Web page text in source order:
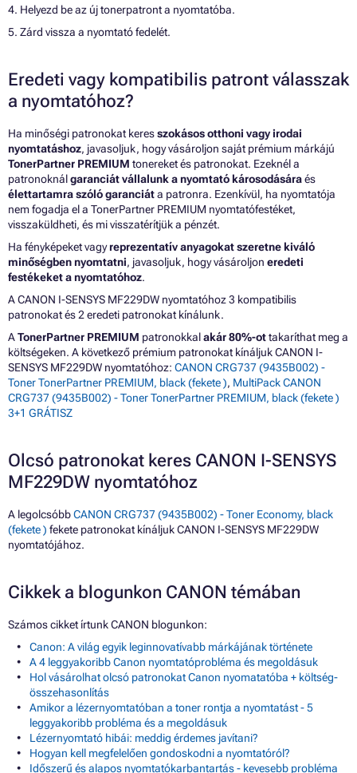
4. Helyezd be az új tonerpatront a nyomtatóba.
5. Zárd vissza a nyomtató fedelét.
Eredeti vagy kompatibilis patront válasszak
a nyomtatóhoz?
Ha minőségi patronokat keresszokásos otthoni vagy irodai
nyomtatáshoz, javasoljuk, hogy vásároljon saját prémium márkájú
TonerPartner PREMIUM tonereket és patronokat. Ezeknél a
patronoknálgaranciát vállalunk a nyomtató károsodásáraés
élettartamra szóló garanciáta patronra. Ezenkívül, ha nyomtatója
nem fogadja el a TonerPartner PREMIUM nyomtatófestéket,
visszaküldheti, és mi visszatérítjük a pénzét.
Ha fényképeket vagyreprezentatív anyagokat szeretne kiváló
minőségben nyomtatni, javasoljuk, hogy vásároljon eredeti
festékeket a nyomtatóhoz.
A CANON I-SENSYS MF229DW nyomtatóhoz 3 kompatibilis
patronokat és 2 eredeti patronokat kínálunk.
ATonerPartner PREMIUM patronokkalakár 80%-ottakaríthat meg a
költségeken. A következő prémium patronokat kínáljuk CANON I-
SENSYS MF229DW nyomtatóhoz: CANON CRG737 (9435B002) -
Toner TonerPartner PREMIUM, black (fekete ), MultiPack CANON
CRG737 (9435B002) - Toner TonerPartner PREMIUM, black (fekete )
3+1 GRÁTISZ
Olcsó patronokat keres CANON I-SENSYS
MF229DW nyomtatóhoz
A legolcsóbbCANON CRG737 (9435B002) - Toner Economy, black
(fekete ) fekete patronokat kínáljuk CANON I-SENSYS MF229DW
nyomtatójához.
Cikkek a blogunkon CANON témában
Számos cikket írtunk CANON blogunkon:
Canon: A világ egyik leginnovatívabb márkájának története
A 4 leggyakoribb Canon nyomtatóprobléma és megoldásuk
Hol vásárolhat olcsó patronokat Canon nyomatatóba + költség-
összehasonlítás
Amikor a lézernyomtatóban a toner rontja a nyomtatást - 5
leggyakoribb probléma és a megoldásuk
Lézernyomtató hibái: meddig érdemes javítani?
Hogyan kell megfelelően gondoskodni a nyomtatóról?
Időszerű és alapos nyomtatókarbantartás - kevesebb probléma